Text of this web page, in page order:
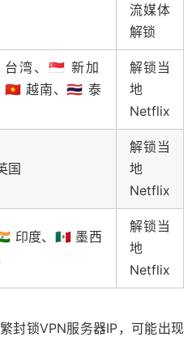
流媒体
解锁
湾、🇸🇬 新加
🇻🇳 越南、🇹🇭 泰
解锁当
地
Netflix
国
解锁当
地
Netflix
印度、🇲🇽 墨西
解锁当
地
Netflix
封锁VPN服务器IP，可能出现